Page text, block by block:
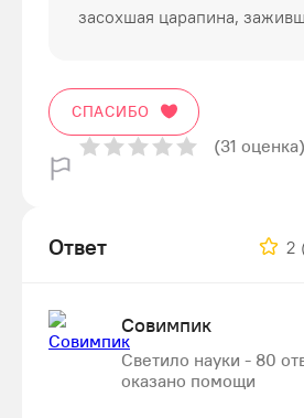
засохшая царапина,
СПАСИБО
(31 оценка)
Ответ 2
Совимпик
Светило науки - 80
оказано помощи